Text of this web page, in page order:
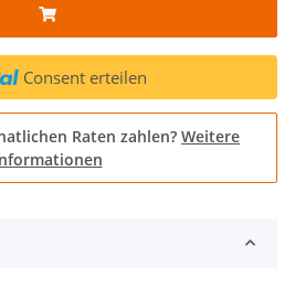
Consent erteilen
Raten zahlen? Weitere